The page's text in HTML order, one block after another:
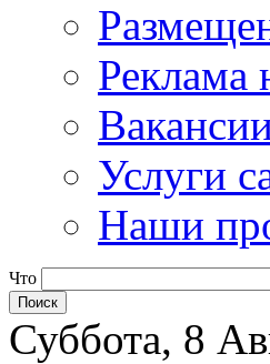
Реклама
Услуги
Наши
Что
Суббота, 8